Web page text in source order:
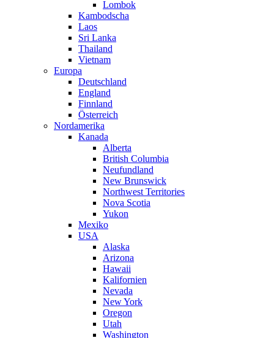
Lombok
Kambodscha
Laos
Sri Lanka
Thailand
Vietnam
Europa
Deutschland
England
Finnland
Österreich
Nordamerika
Kanada
Alberta
British Columbia
Neufundland
New Brunswick
Northwest Territories
Nova Scotia
Yukon
Mexiko
USA
Alaska
Arizona
Hawaii
Kalifornien
Nevada
New York
Oregon
Utah
Washington